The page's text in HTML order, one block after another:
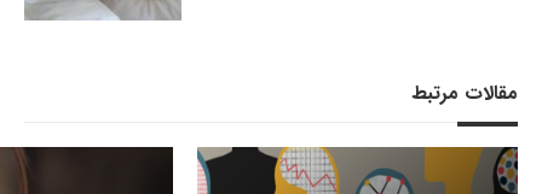
مقالات مرتبط